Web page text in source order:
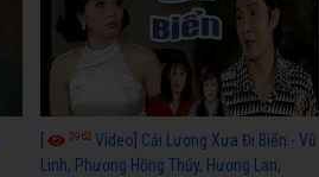
3962 Video] Cải Lương Xưa Đi Biển - Vũ
Linh, Phương Hồng Thủy, Hương Lan,